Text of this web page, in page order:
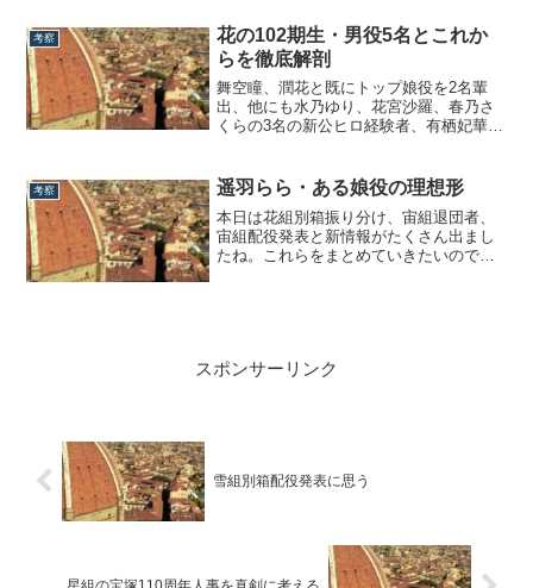
めなかった今まずは瑠風輝。これについ
ては前にも当ブログで書きましたが…、
改めて彼女は...
考察
花の102期生・男役5名とこれか
らを徹底解剖
舞空瞳、潤花と既にトップ娘役を2名輩
出、他にも水乃ゆり、花宮沙羅、春乃さ
くらの3名の新公ヒロ経験者、有栖妃華、
彩海せら、天飛華音、風色日向、咲城け
い、侑輝大弥と、新公主演者を各組から5
名輩出という、95期、98期に続く近年
稀...
考察 遥羽らら・ある娘役の理想形
本日は花組別箱振り分け、宙組退団者、
宙組配役発表と新情報がたくさん出まし
たね。これらをまとめていきたいのです
思います。...
スポンサーリンク
雪組別箱配役発表に思う